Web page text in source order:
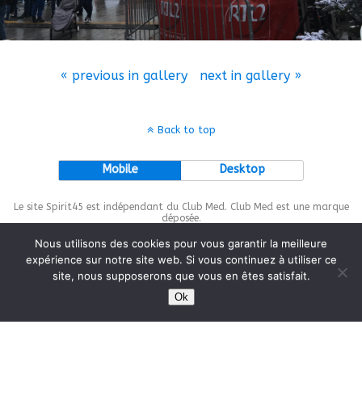
« previous in gallery next in gallery »
Back to top
Mobile Desktop
Le site Spirit45 est indépendant du Club Med. Club Med est une marque
déposée.
This site is protected bywp-copyrightpro.com
Nous utilisons des cookies pour vous garantir la meilleure
expérience sur notre site web. Si vous continuez à utiliser ce
site, nous supposerons que vous en êtes satisfait.
Ok